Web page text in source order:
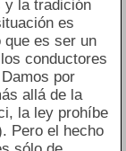
y la tradición
es
que es ser un
conductores
por
allá de la
la ley prohíbe
Pero el hecho